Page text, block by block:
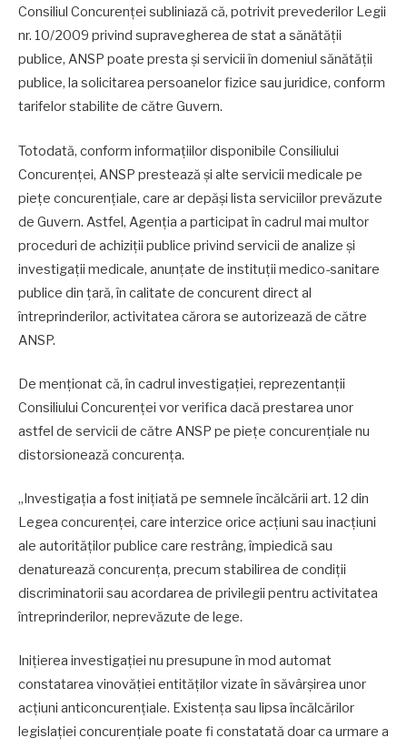
Consiliul Concurenței subliniază că, potrivit prevederilor Legii
nr. 10/2009 privind supravegherea de stat a sănătății
publice, ANSP poate presta și servicii în domeniul sănătăţii
publice, la solicitarea persoanelor fizice sau juridice, conform
tarifelor stabilite de către Guvern.
Totodată, conform informațiilor disponibile Consiliului
Concurenței, ANSP prestează și alte servicii medicale pe
piețe concurențiale, care ar depăși lista serviciilor prevăzute
de Guvern. Astfel, Agenția a participat în cadrul mai multor
proceduri de achiziții publice privind servicii de analize și
investigații medicale, anunțate de instituții medico-sanitare
publice din țară, în calitate de concurent direct al
întreprinderilor, activitatea cărora se autorizează de către
ANSP.
De menționat că, în cadrul investigației, reprezentanții
Consiliului Concurenței vor verifica dacă prestarea unor
astfel de servicii de către ANSP pe piețe concurențiale nu
distorsionează concurența.
„Investigația a fost inițiată pe semnele încălcării art. 12 din
Legea concurenței, care interzice orice acţiuni sau inacţiuni
ale autorităţilor publice care restrâng, împiedică sau
denaturează concurenţa, precum stabilirea de condiţii
discriminatorii sau acordarea de privilegii pentru activitatea
întreprinderilor, neprevăzute de lege.
Inițierea investigației nu presupune în mod automat
constatarea vinovăției entităților vizate în săvârșirea unor
acțiuni anticoncurențiale. Existența sau lipsa încălcărilor
legislației concurențiale poate fi constatată doar ca urmare a